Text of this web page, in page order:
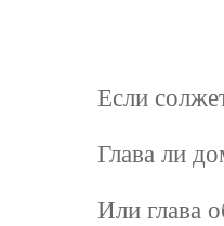
Если
Глава ли
Или глава